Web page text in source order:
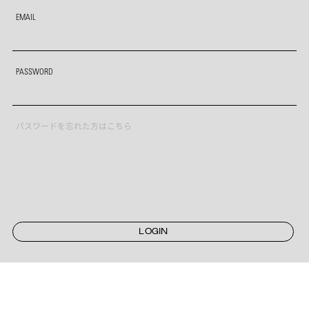
EMAIL
PASSWORD
パスワードを忘れた方はこちら
LOGIN